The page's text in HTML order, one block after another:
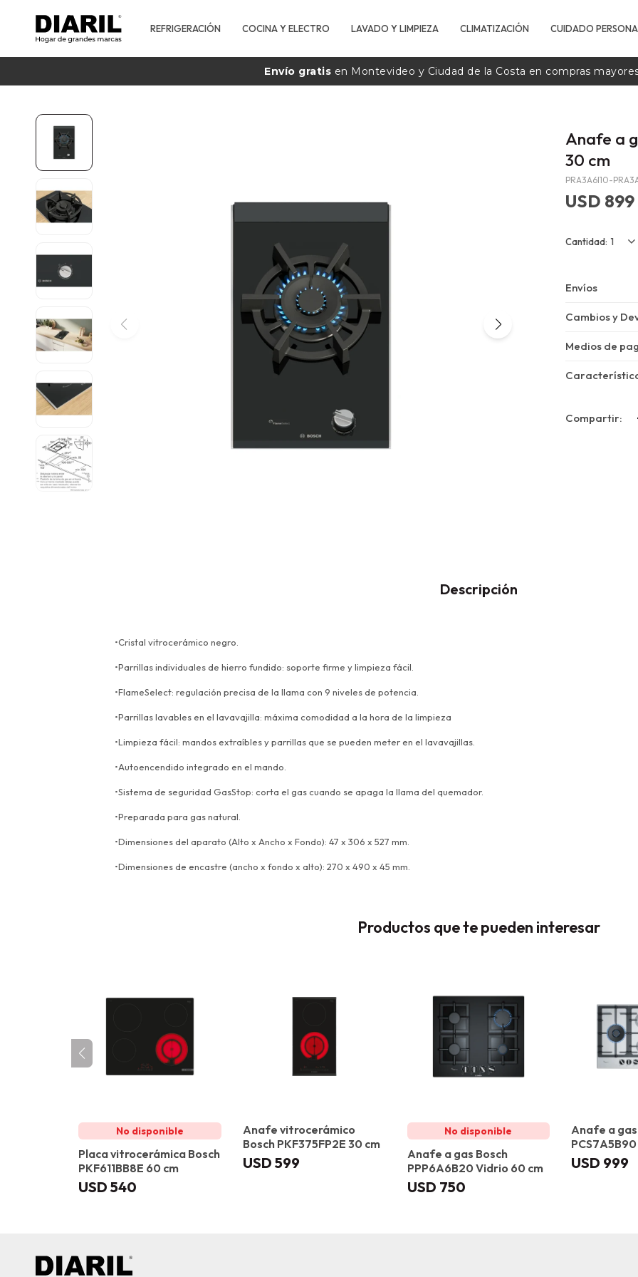
REFRIGERACIÓN COCINA Y ELECTRO LAVADO Y LIMPIEZA CLIMATIZACIÓN CUIDADO
Envío gratis en Montevideo y Ciudad de la Costa en compras
Anafe a
30 cm
PRA3A6I10-
USD 899
1
Envíos
Cambios y
Medios de
Descripción
•Cristal vitrocerámico negro.
•Parrillas individuales de hierro fundido: soporte firme y limpieza fácil.
•FlameSelect: regulación precisa de la llama con 9 niveles de potencia.
•Parrillas lavables en el lavavajilla: máxima comodidad a la hora de la limpieza
•Limpieza fácil: mandos extraíbles y parrillas que se pueden meter en el lavavajillas.
•Autoencendido integrado en el mando.
•Sistema de seguridad GasStop: corta el gas cuando se apaga la llama del quemador.
•Preparada para gas natural.
•Dimensiones del aparato (Alto x Ancho x Fondo): 47 x 306 x 527 mm.
•Dimensiones de encastre (ancho x fondo x alto): 270 x 490 x 45 mm.
Productos que te pueden interesar
Placa vitrocerámica Bosch
PKF611BB8E 60 cm
USD 540
Anafe vitrocerámico
Bosch PKF375FP2E 30 cm
USD 599
Anafe a gas Bosch
PPP6A6B20 Vidrio 60 cm
USD 750
Anafe a
USD 999